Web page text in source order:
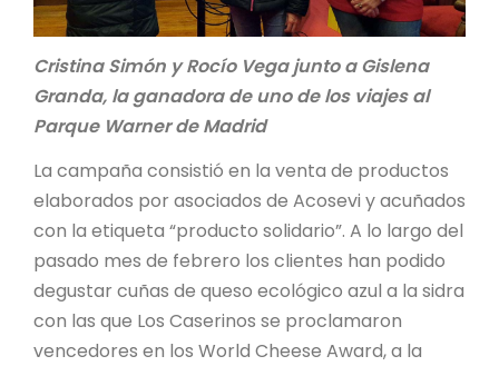
Cristina Simón y Rocío Vega junto a Gislena
Granda, la ganadora de uno de los viajes al
Parque Warner de Madrid
La campaña consistió en la venta de productos
elaborados por asociados de Acosevi y acuñados
con la etiqueta “producto solidario”. A lo largo del
pasado mes de febrero los clientes han podido
degustar cuñas de queso ecológico azul a la sidra
con las que Los Caserinos se proclamaron
vencedores en los World Cheese Award, a la